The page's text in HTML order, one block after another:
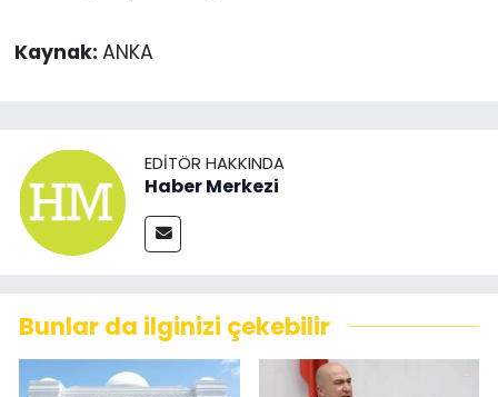
Kaynak: ANKA
EDITÖR HAKKINDA
Haber Merkezi
Bunlar da ilginizi çekebilir